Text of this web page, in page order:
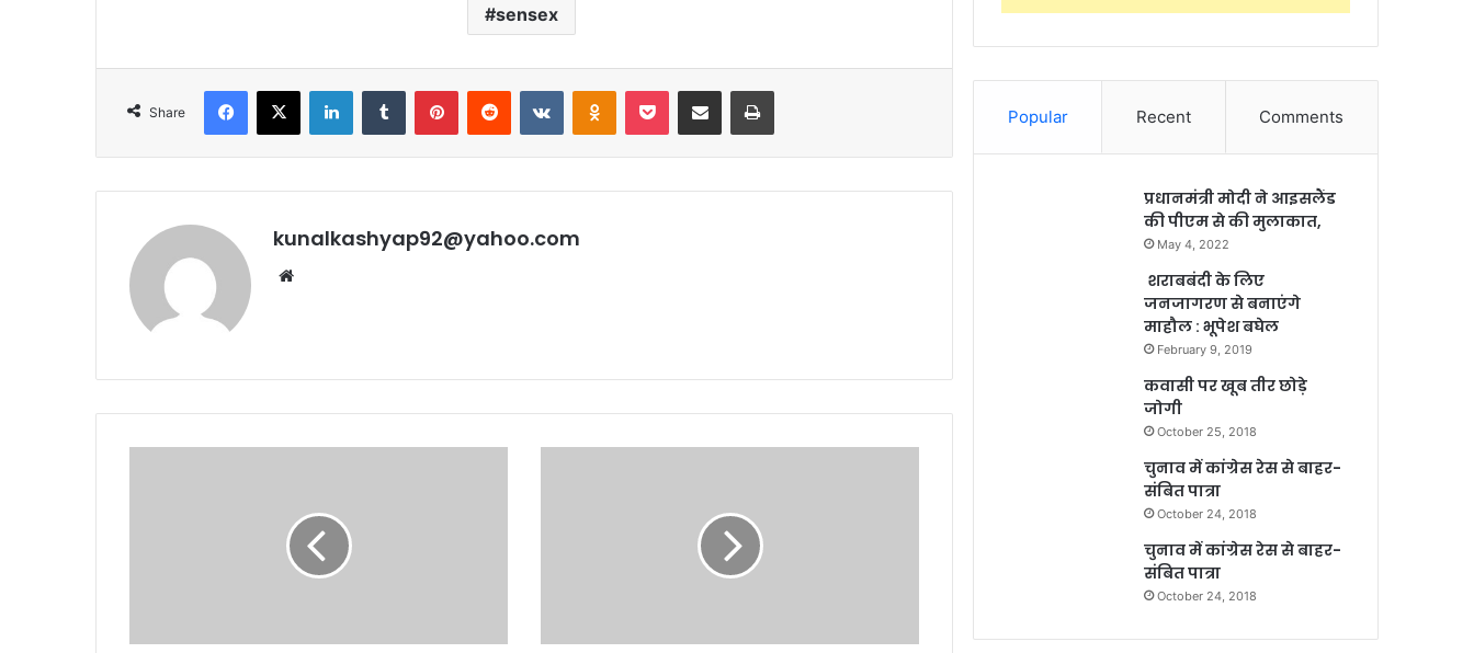
sensex
Share
Facebook
X LinkedInTumblr PinterestReddit VKontakteOdnoklassniki
Pocket Share via Email Print
kunalkashyap92@yahoo.com
सीएम
में
Popular Recent Comments
प्रधानमंत्री मोदी ने आइसलैंड
की पीएम से की मुलाकात,
May 4, 2022
शराबबंदी के लिए
जनजागरण से बनाएंगे
माहौल : भूपेश बघेल
February 9, 2019
कवासी पर खूब तीर छोड़े
जोगी
October 25, 2018
चुनाव में कांग्रेस रेस से बाहर-
संबित पात्रा
October 24, 2018
चुनाव में कांग्रेस रेस से बाहर-
संबित पात्रा
October 24, 2018